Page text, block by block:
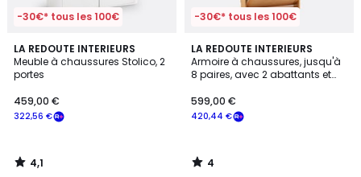
-30€* tous les 100€
LA REDOUTE INTERIEURS
Meuble à chaussures Stolico, 2
portes
322,56 €
459,00 €
4,1
/ 5
4,1
/
-30€* tous les 100€
LA REDOUTE INTERIEURS
Armoire à chaussures, jusqu'à
8 paires, avec 2 abattants et
420,44 €
599,00 €
4
/
5
4
/